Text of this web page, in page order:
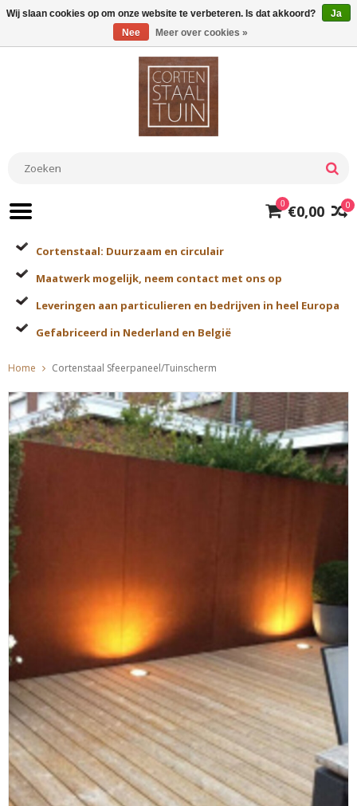
0
0 €0,00
Cortenstaal: Duurzaam en circulair
Maatwerk mogelijk, neem contact met ons op
Leveringen aan particulieren en bedrijven in heel Europa
Gefabriceerd in Nederland en België
Home Cortenstaal Sfeerpaneel/Tuinscherm
Wij slaan cookies op om onze website te verbeteren. Is dat akkoord?
Ja
Nee
Meer over cookies »